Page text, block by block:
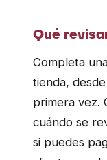
Qué
Completa
tienda,
primera vez.
cuándo se
si puedes